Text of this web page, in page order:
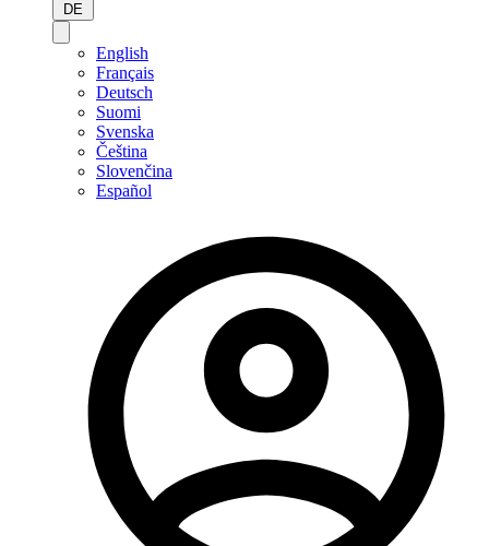
DE
English
Français
Deutsch
Suomi
Svenska
Čeština
Slovenčina
Español